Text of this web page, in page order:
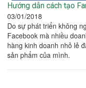
Hướng dẫn cách tạo
03/01/2018
Do sự phát triển không
Facebook mà nhiều
hàng kinh doanh nhỏ lẻ
sản phẩm của mình.